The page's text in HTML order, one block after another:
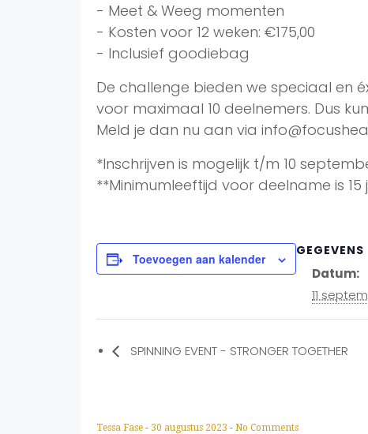
- Meet & Weeg momenten
- Kosten voor 12 weken: €175,00
- Inclusief goodiebag
De challenge bieden we speciaal en
voor maximaal 10 deelnemers. Dus
Meld je dan nu aan via
*Inschrijven is mogelijk t/m 10
**Minimumleeftijd voor deelname is 15
Toevoegen aan kalender
GEGEVENS
Datum:
11
SPINNING EVENT - STRONGER TOGETHER
Tessa Fase - 30 augustus 2023 - No Comments